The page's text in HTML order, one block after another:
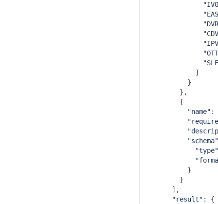
]
}
},
{
"name":
"description":
"type":
"format":
}
}
],
"result": {